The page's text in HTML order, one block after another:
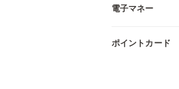
電子マネー
ポイントカード